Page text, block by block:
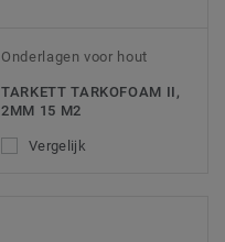
Onderlagen voor hout
TARKETT TARKOFOAM II,
2MM 15 M2
Vergelijk